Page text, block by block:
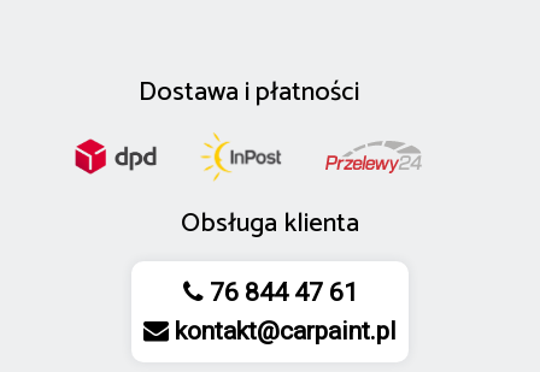
Dostawaipłatności
Obsługa klienta
76 844 47 61
kontakt@carpaint.pl